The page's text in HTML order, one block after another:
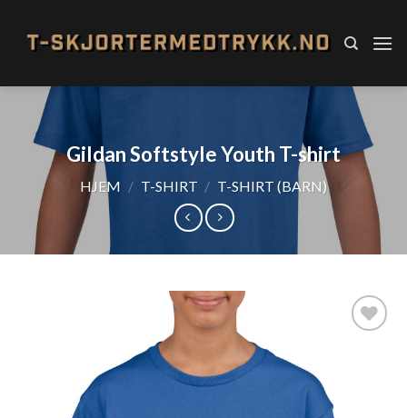
content
Gildan Softstyle Youth T-shirt
HJEM / T-SHIRT / T-SHIRT (BARN)